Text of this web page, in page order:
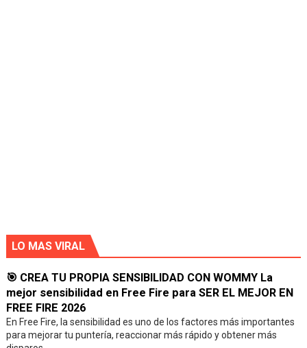
LO MAS VIRAL
🎯 CREA TU PROPIA SENSIBILIDAD CON WOMMY La
mejor sensibilidad en Free Fire para SER EL MEJOR EN
FREE FIRE 2026
En Free Fire, la sensibilidad es uno de los factores más importantes
para mejorar tu puntería, reaccionar más rápido y obtener más